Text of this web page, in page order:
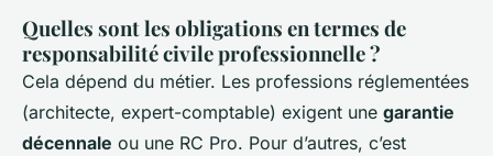
Quelles sont les obligations en termes de
responsabilité civile professionnelle ?
Cela dépend du métier. Les professions réglementées
(architecte, expert-comptable) exigent une garantie
décennale ou une RC Pro. Pour d’autres, c’est